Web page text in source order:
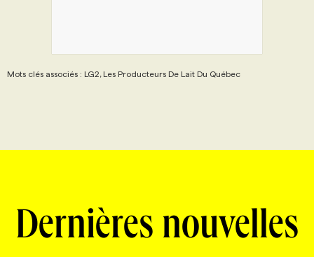
Mots clés associés : LG2, Les Producteurs De Lait Du Québec
Dernières nouvelles